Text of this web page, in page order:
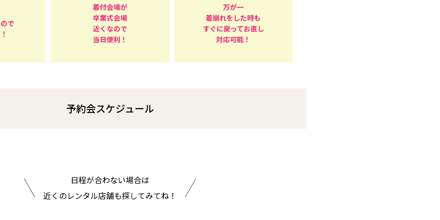
で
着付会場が
卒業式会場
近くなので
当日便利！
万が一
着崩れをした時も
すぐに戻ってお直し
対応可能！
予約会スケジュール
日程が合わない場合は
近くのレンタル店舗も探してみてね！